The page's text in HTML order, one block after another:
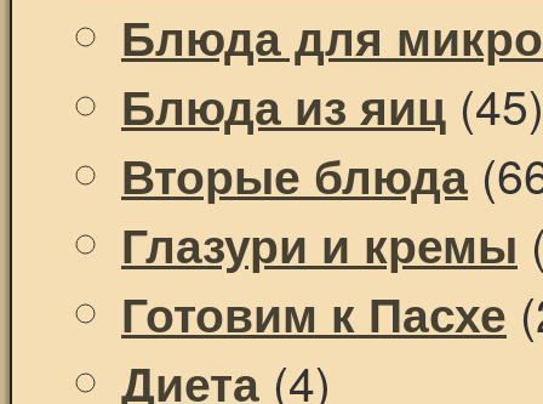
Блюда для
Блюда из яиц (45)
Вторые блюда
Глазури и кремы
Готовим к Пасхе
Диета (4)